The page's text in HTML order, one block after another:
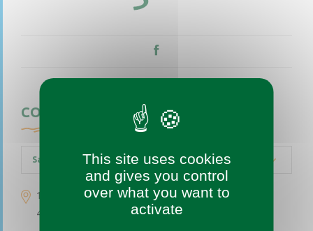
CONTACTEZ-NOUS
Saint-Augustin-des-Bois
1 place de l’église
49170 Saint-Augustin-des-Bois
This site uses cookies
and gives you control
over what you want to
activate